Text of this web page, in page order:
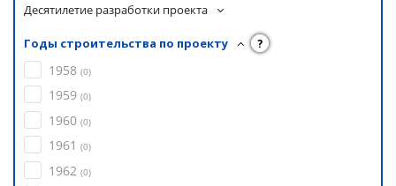
Десятилетие разработки проекта
Годы строительства по проекту ?
1958 (0)
1959 (0)
1960 (0)
1961 (0)
1962 (0)